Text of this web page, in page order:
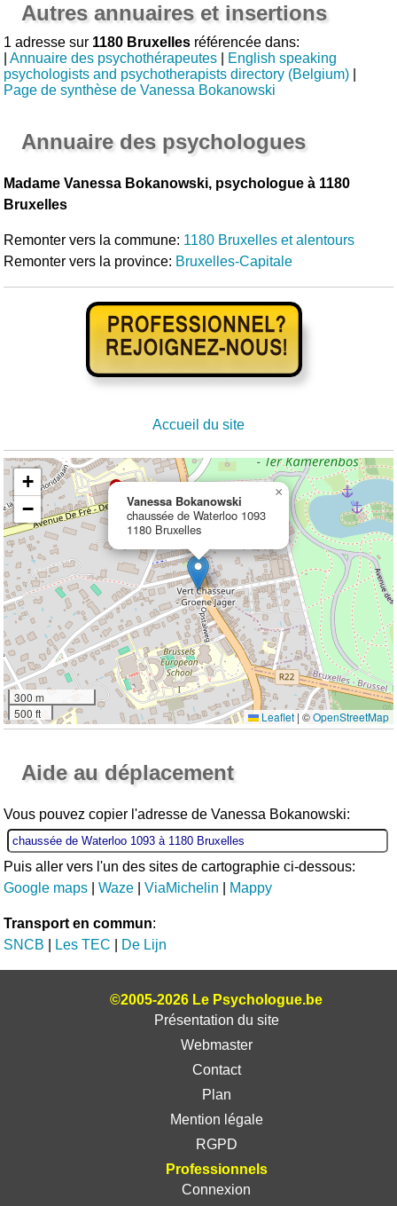
Autres annuaires et insertions
1 adresse sur 1180 Bruxelles référencée dans:
|Annuaire des psychothérapeutes
English speaking
psychologists and psychotherapists directory (Belgium)
Page de synthèse de Vanessa Bokanowski
Annuaire des psychologues
Madame Vanessa Bokanowski, psychologue à 1180
Bruxelles
Remonter vers la commune: 1180 Bruxelles et alentours
Remonter vers la province: Bruxelles-Capitale
Accueil du site
Vanessa Bokanowski
chaussée de Waterloo 1093
1180 Bruxelles
×
+
−
300 m
500 ft
Leaflet | ©OpenStreetMap
Aide au déplacement
Vous pouvez copier l'adresse de Vanessa Bokanowski:
Puis aller vers l'un des sites de cartographie ci-dessous:
Google maps |Waze |ViaMichelin Mappy
Transport en commun:
SNCB
Les TEC De Lijn
©2005-2026 Le Psychologue.be
Présentation du site
Webmaster
Contact
Plan
Mention légale
RGPD
Professionnels
Connexion